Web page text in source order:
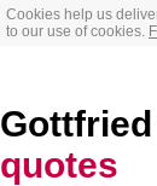
Cookies help us
to our use of cookies.
quotes